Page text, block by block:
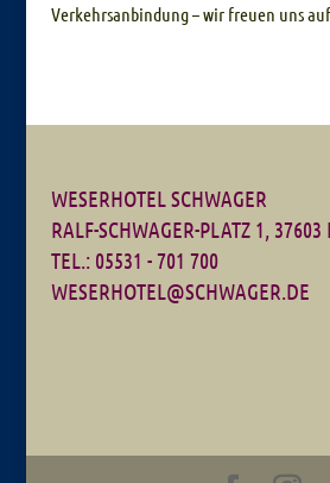
Verkehrsanbindung – wir freuen uns
WESERHOTEL SCHWAGER
RALF-SCHWAGER-PLATZ 1,
TEL.: 05531 - 701 700
WESERHOTEL@SCHWAGER.DE